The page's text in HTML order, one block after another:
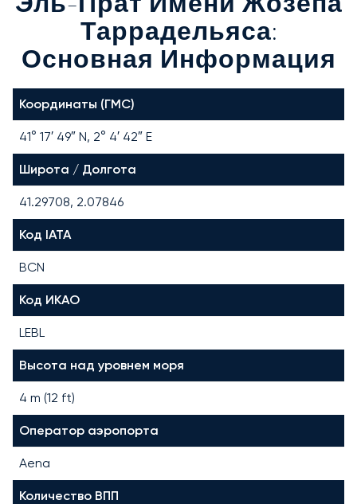
Эль-Прат Имени Жозепа
Таррадельяса:
Основная Информация
Координаты (ГМС)
41° 17′ 49″ N, 2° 4′ 42″ E
Широта / Долгота
41.29708, 2.07846
Код IATA
BCN
Код ИКАО
LEBL
Высота над уровнем моря
4 m (12 ft)
Оператор аэропорта
Aena
Количество ВПП